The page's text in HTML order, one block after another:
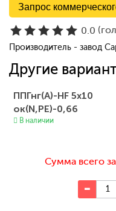
Запрос
0.0
Производитель - завод
Другие
ППГнг(А)-HF 5x10
ок(N,PE)-0,66
В наличии
Сумма всего